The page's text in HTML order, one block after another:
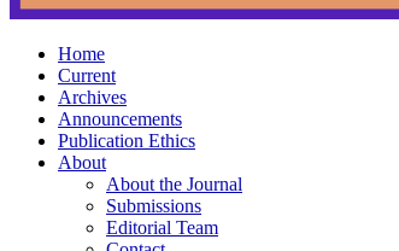
Home
Current
Archives
Announcements
Publication Ethics
About
About the Journal
Submissions
Editorial Team